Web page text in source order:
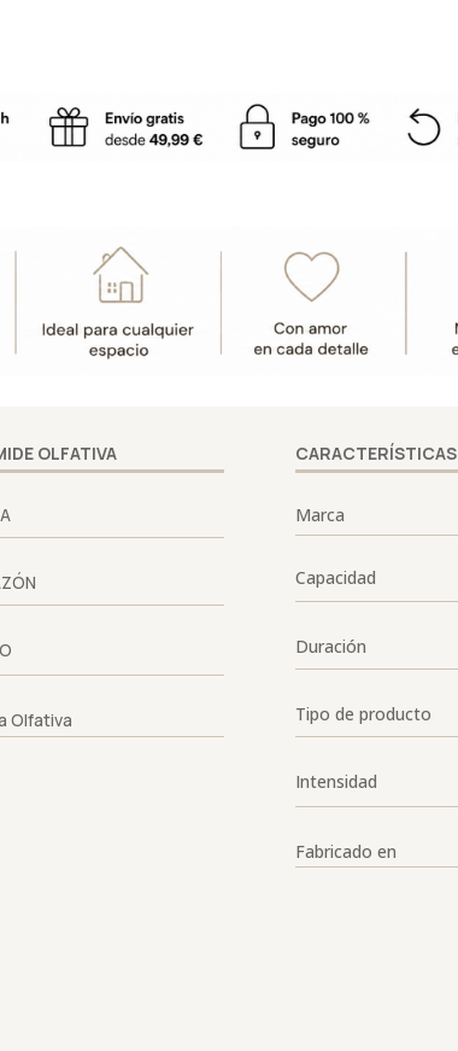
OLFATIVA
Olfativa
CARACTERÍSTICAS
Marca
Capacidad
Duración
Tipo de producto
Intensidad
Fabricado en